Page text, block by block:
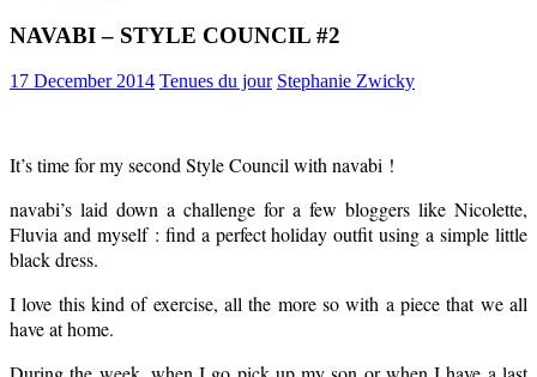
NAVABI – STYLE COUNCIL #2
17 December 2014 Tenues du jour Stephanie Zwicky
It’s time for my second Style Council with navabi !
navabi’s laid down a challenge for a few bloggers like Nicolette,
Fluvia and myself : find a perfect holiday outfit using a simple little
black dress.
I love this kind of exercise, all the more so with a piece that we all
have at home.